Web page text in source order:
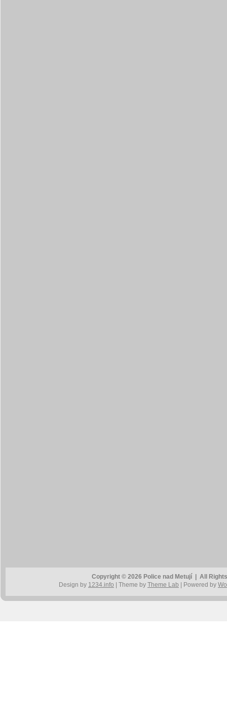
Copyright © 2026 Police nad Metují | All
Design by 1234.info | Theme by Theme Lab | Powered by